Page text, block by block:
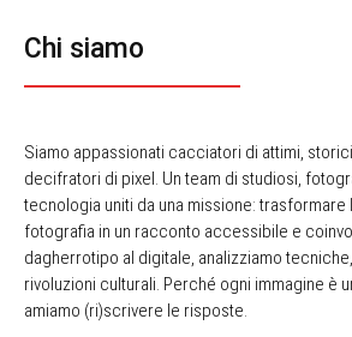
Chi siamo
Siamo appassionati cacciatori di attimi,
decifratori di pixel. Un team di studiosi,
tecnologia uniti da una missione: trasformare
fotografia in un racconto accessibile e
dagherrotipo al digitale, analizziamo
rivoluzioni culturali. Perché ogni immagine è
amiamo (ri)scrivere le risposte.